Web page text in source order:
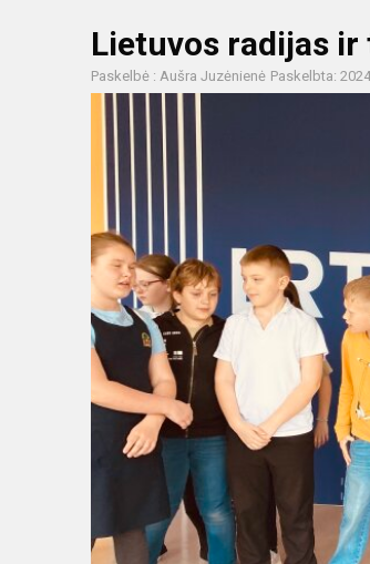
Lietuvos radijas ir
Paskelbė : Aušra Juzėnienė Paskelbta: